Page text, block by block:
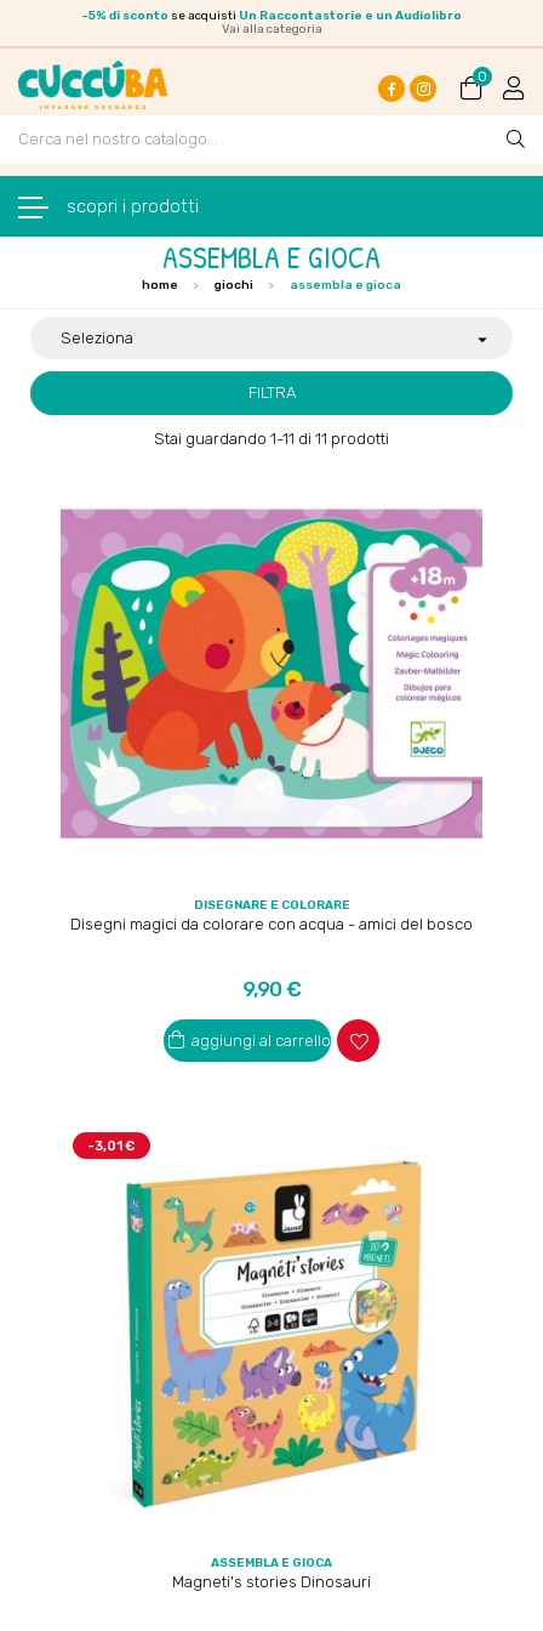
-5% di sconto se acquisti Un Raccontastorie e un Audiolibro
Vai alla categoria
FacebookInstagram
0
navigazione Toggle ☰
ASSEMBLA E GIOCA
home giochi assembla e gioca
Seleziona 
FILTRA
Stai guardando 1-11 di 11 prodotti
DISEGNARE E COLORARE
Disegni magici da colorare con acqua - amici del bosco
Prezzo
9,90 €
aggiungi al carrello
-3,01 €
ASSEMBLA E GIOCA
Magneti's stories Dinosauri